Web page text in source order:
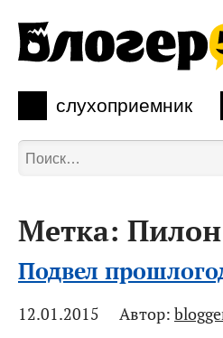
слухоприемник
Метка: Пилон
Подвел
12.01.2015 Автор: